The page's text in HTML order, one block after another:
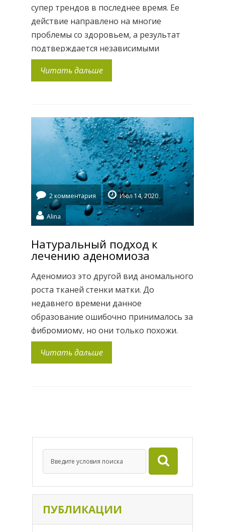
супер трендов в последнее время. Ее
действие направлено на многие
проблемы со здоровьем, а результат
подтверждается независимыми
исследованиями. Коротко о сути
липоевой кислоты: антиоксидант,
глюкозы. Способствует синтезу
глутатиона (важнейшего компонента
сети эндогенных антиоксидантов в
организме); а также улучшает процесс
усвоения клетками витаминов С и […]
Читать дальше
2 комментария Июл 14, 2020
Alina
Натуральный подход к
лечению аденомиоза
Аденомиоз это другой вид аномального
роста тканей стенки матки. До
недавнего времени данное
образование ошибочно принималось за
фибромиому, но они только похожи.
Согласно профессору Эдварду Лайонсу
из университета Манитобы, аденомиоз
миомой.[1] Пожалуйста, добивайтесь
получения […]
Читать дальше
ПУБЛИКАЦИИ